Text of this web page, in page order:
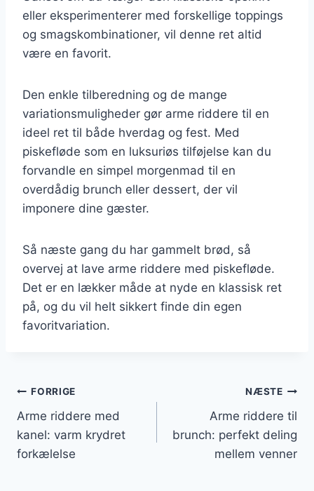
eller eksperimenterer med forskellige toppings
og smagskombinationer, vil denne ret altid
være en favorit.
Den enkle tilberedning og de mange
variationsmuligheder gør arme riddere til en
ideel ret til både hverdag og fest. Med
piskefløde som en luksuriøs tilføjelse kan du
forvandle en simpel morgenmad til en
overdådig brunch eller dessert, der vil
imponere dine gæster.
Så næste gang du har gammelt brød, så
overvej at lave arme riddere med piskefløde.
Det er en lækker måde at nyde en klassisk ret
på, og du vil helt sikkert finde din egen
favoritvariation.
Indlægsnavigation
FORRIGE
Arme riddere med
kanel: varm krydret
forkælelse
NÆSTE
Arme riddere til
brunch: perfekt deling
mellem venner